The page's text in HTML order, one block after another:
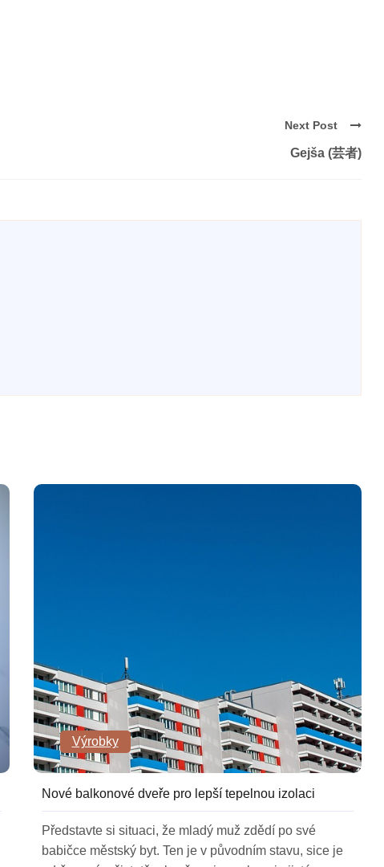
Next Post
Gejša (芸者)
Výrobky
Nové balkonové dveře pro lepší tepelnou izolaci
Představte si situaci, že mladý muž zdědí po své
babičce městský byt. Ten je v původním stavu, sice je